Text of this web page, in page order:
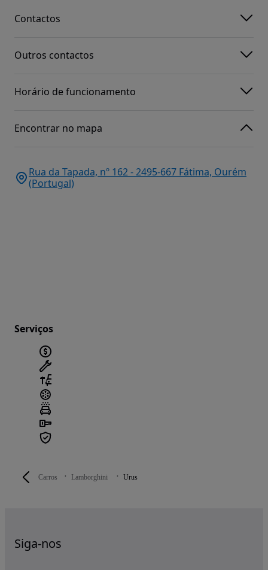
Carros Lamborghini Urus
Contactos
Outros contactos
Horário de funcionamento
Encontrar no mapa
Rua da Tapada, nº 162 - 2495-667 Fátima, Ourém
(Portugal)
Serviços
Siga-nos